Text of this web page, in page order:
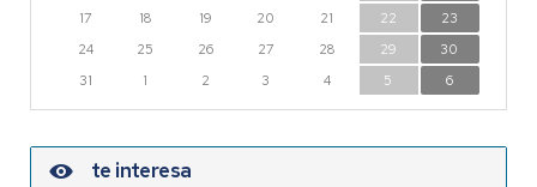
17
18 19 20 21 22
23
24
25 26 27 28 29
30
31
1 2 3 4 5 6
te interesa